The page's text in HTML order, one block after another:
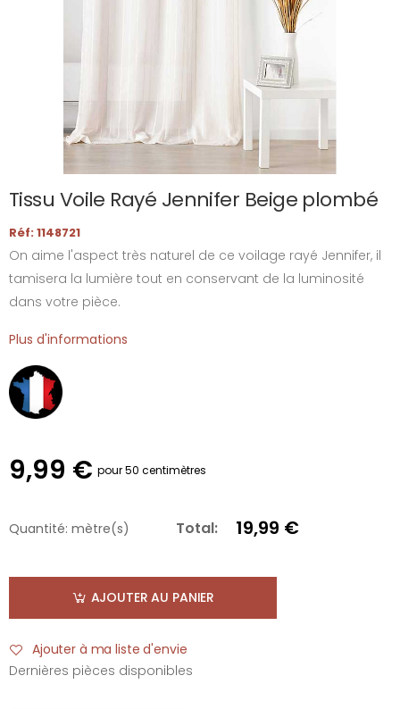
Tissu Voile Rayé Jennifer Beige plombé
Réf: 1148721
On aime l'aspect très naturel de ce voilage rayé Jennifer, il
tamisera la lumière tout en conservant de la luminosité
dans votre pièce.
Plus d'informations
9,99 € pour 50 centimètres
Quantité: mètre(s) Total: 19,99 €
AJOUTER AU PANIER
Ajouter à ma liste d'envie
Dernières pièces disponibles